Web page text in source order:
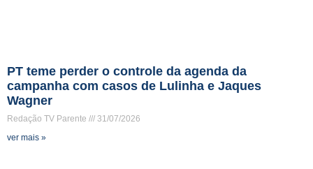
PT teme perder o controle da agenda da
campanha com casos de Lulinha e Jaques
Wagner
Redação TV Parente
31/07/2026
ver mais »